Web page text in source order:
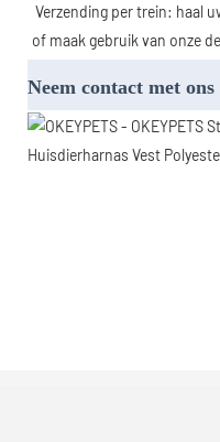
of maak gebruik van onze
Neem contact met ons